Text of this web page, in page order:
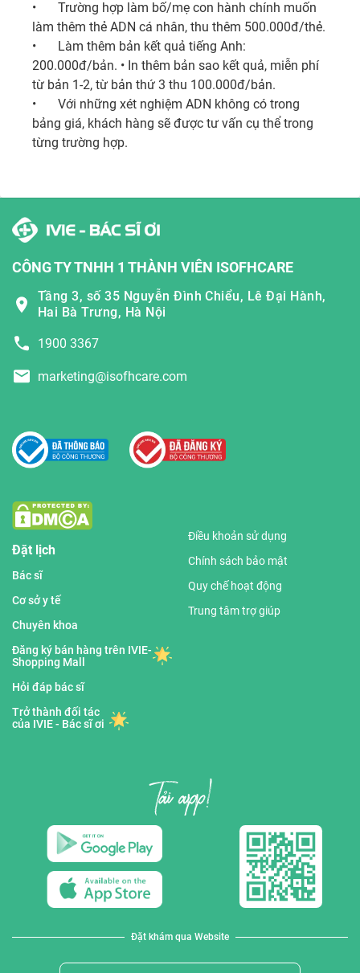
•	Trường hợp làm bố/mẹ con hành chính muốn
làm thêm thẻ ADN cá nhân, thu thêm 500.000đ/thẻ.
•	Làm thêm bản kết quả tiếng Anh:
200.000đ/bản. • In thêm bản sao kết quả, miễn phí
từ bản 1-2, từ bản thứ 3 thu 100.000đ/bản.
•	Với những xét nghiệm ADN không có trong
bảng giá, khách hàng sẽ được tư vấn cụ thể trong
từng trường hợp.
CÔNG TY TNHH 1 THÀNH VIÊN ISOFHCARE
Tầng 3, số 35 Nguyễn Đình Chiểu, Lê Đại Hành,
Hai Bà Trưng, Hà Nội
1900 3367
marketing@isofhcare.com
Đặt lịch
Bác sĩ
Cơ sở y tế
Chuyên khoa
Đăng ký bán hàng trên IVIE-
Shopping Mall
Hỏi đáp bác sĩ
Trở thành đối tác
của IVIE - Bác sĩ ơi
Điều khoản sử dụng
Chính sách bảo mật
Quy chế hoạt động
Trung tâm trợ giúp
Đặt khám qua Website